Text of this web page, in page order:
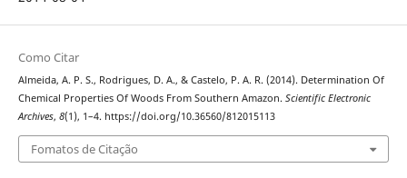
Como Citar
Almeida, A. P. S., Rodrigues, D. A., & Castelo, P. A. R. (2014). Determination Of
Chemical Properties Of Woods From Southern Amazon. Scientific Electronic
Archives, 8(1), 1–4. https://doi.org/10.36560/812015113
Fomatos de Citação